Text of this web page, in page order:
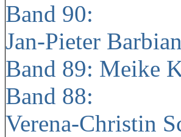
Band 90:
Jan-Pieter Barbian
Band 89: Meike
Band 88:
Verena-Christin